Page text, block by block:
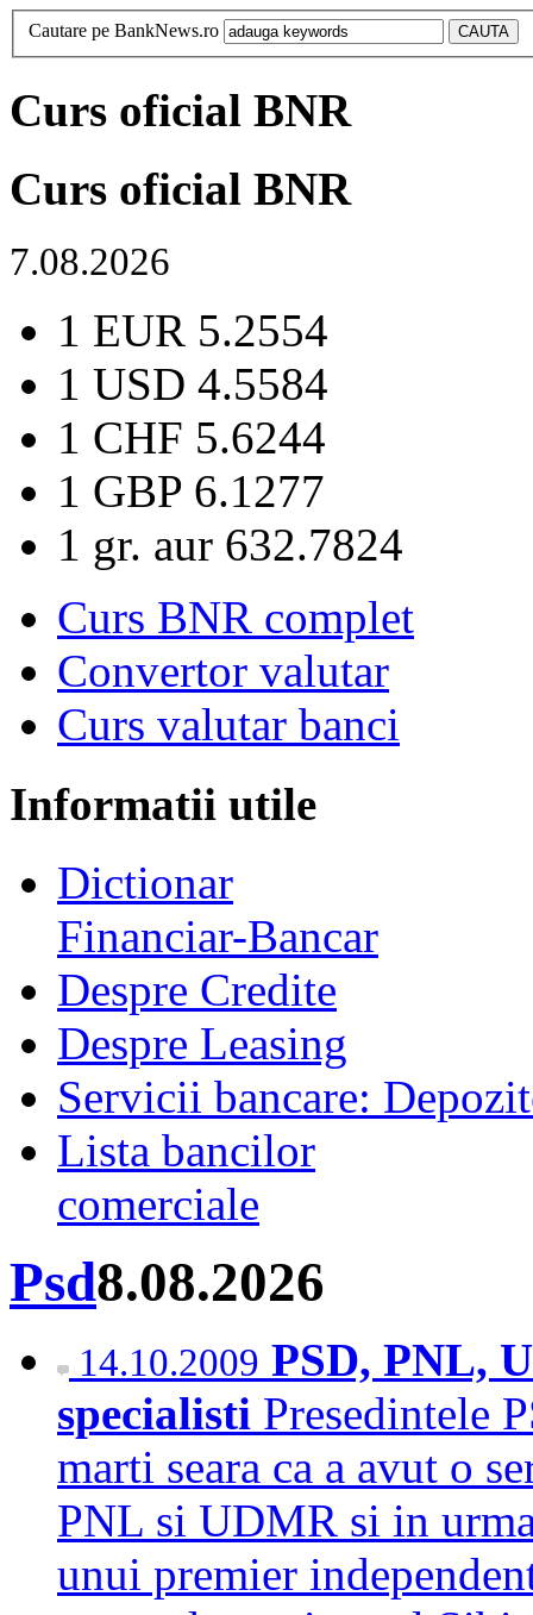
Cautare pe BankNews.ro
Curs oficial BNR
Curs oficial BNR
7.08.2026
1 EUR 5.2554
1 USD 4.5584
1 CHF 5.6244
1 GBP 6.1277
1 gr. aur 632.7824
Curs BNR complet
Convertor valutar
Curs valutar banci
Informatii utile
Dictionar
Financiar-Bancar
Despre Credite
Despre Leasing
Servicii bancare:
Lista bancilor
comerciale
Psd8.08.2026
14.10.2009 PSD, PNL,
specialisti Presedintele
marti seara ca a avut o
PNL si UDMR si in
unui premier